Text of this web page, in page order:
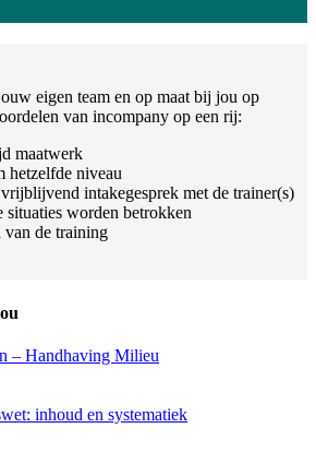
eigen team en op maat bij jou op
van incompany op een rij:
maatwerk
hetzelfde niveau
intakegesprek met de trainer(s)
worden betrokken
van de training
– Handhaving Milieu
inhoud en systematiek